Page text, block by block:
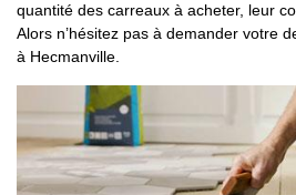
quantité des carreaux à acheter, leur
Alors n’hésitez pas à demander votre
à Hecmanville.